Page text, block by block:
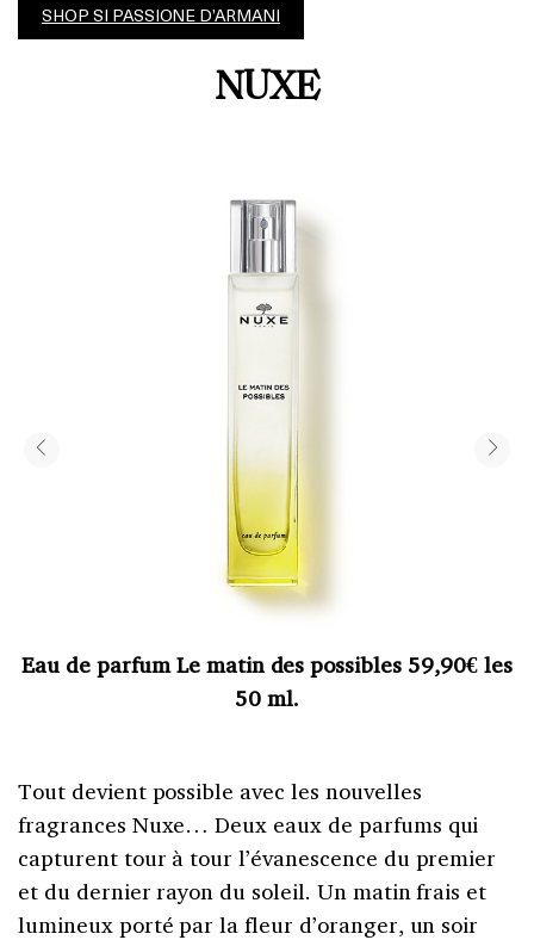
SHOP SI PASSIONE D’ARMANI
NUXE
Eau de parfum Le matin des possibles 59,90€ les
50 ml.
Tout devient possible avec les nouvelles
fragrances Nuxe… Deux eaux de parfums qui
capturent tour à tour l’évanescence du premier
et du dernier rayon du soleil. Un matin frais et
lumineux porté par la fleur d’oranger, un soir